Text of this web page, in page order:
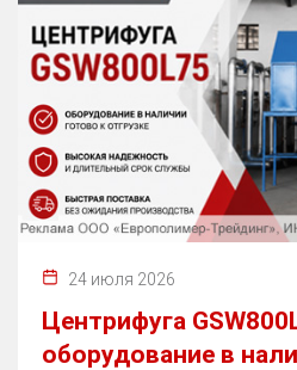
24 июля 2026
Центрифуга
оборудование в